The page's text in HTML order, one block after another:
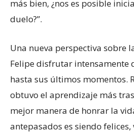
más bien, ¿nos es posible
duelo?”.
Una nueva perspectiva sobre
Felipe disfrutar intensamente
hasta sus últimos momentos.
obtuvo el aprendizaje más
mejor manera de honrar la
antepasados es siendo felices,